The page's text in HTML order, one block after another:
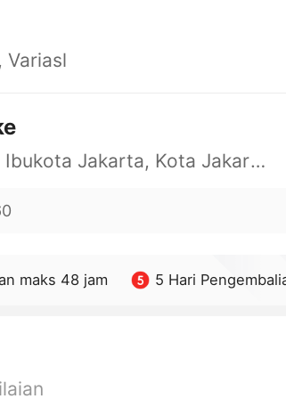
Variasl
Daerah Khusus Ibukota Jakarta, Kota Jakarta Barat, Cengkareng, yy
maks 48 jam 5 Hari